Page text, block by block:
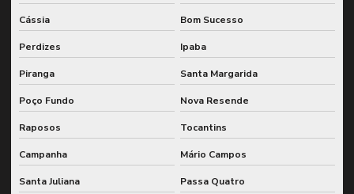
Cássia Bom Sucesso
Perdizes Ipaba
Piranga Santa Margarida
Poço Fundo Nova Resende
Raposos Tocantins
Campanha Mário Campos
Santa Juliana Passa Quatro